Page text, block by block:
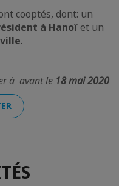
cooptés, dont: un
à Hanoï et un
.
à avant le 18 mai 2020